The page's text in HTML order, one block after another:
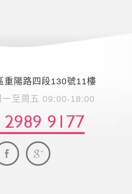
重陽路四段130號11樓
一至周五 09:00-18:00
2989 9177